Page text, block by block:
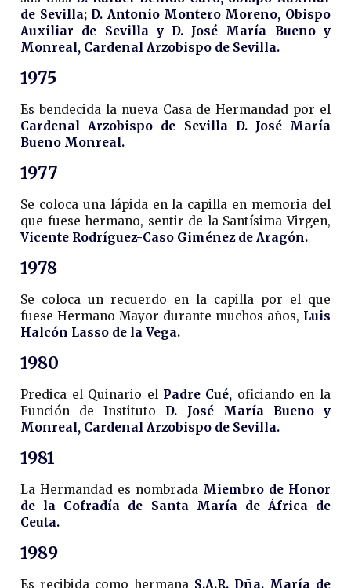
de Sevilla; D. Antonio Montero Moreno, Obispo
Auxiliar de Sevilla y D. José María Bueno y
Monreal, Cardenal Arzobispo de Sevilla.
1975
Es bendecida la nueva Casa de Hermandad por el
Cardenal Arzobispo de Sevilla D. José María
Bueno Monreal.
1977
Se coloca una lápida en la capilla en memoria del
que fuese hermano, sentir de la Santísima Virgen,
Vicente Rodríguez-Caso Giménez de Aragón.
1978
Se coloca un recuerdo en la capilla por el que
fuese Hermano Mayor durante muchos años, Luis
Halcón Lasso de la Vega.
1980
Predica el Quinario el Padre Cué, oficiando en la
Función de Instituto D. José María Bueno y
Monreal, Cardenal Arzobispo de Sevilla.
1981
La Hermandad es nombrada Miembro de Honor
de la Cofradía de Santa María de África de
Ceuta.
1989
Es recibida como hermana S.A.R. Dña. María de